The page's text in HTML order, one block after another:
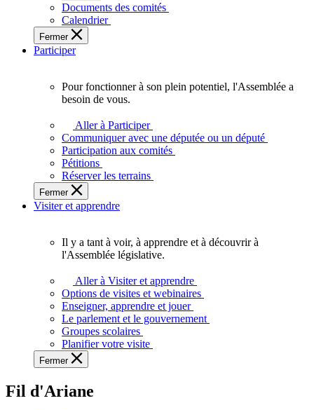
des
Ontariennes
et
Documents des comités
Calendrier
Fermer
Participer
plein
potentiel,
l'Assemblée
a
besoin
de
Pour fonctionner à son plein potentiel, l'Assemblée a
besoin de vous.
Aller à Participer
Communiquer avec une députée ou un député
Participation aux comités
Pétitions
Réserver les terrains
Fermer
Visiter et apprendre
voir,
apprendre
et
à
à
Il y a tant à voir, à apprendre et à découvrir à
l'Assemblée législative.
Aller à Visiter et apprendre
Options de visites et webinaires
Enseigner, apprendre et jouer
Le parlement et le gouvernement
Groupes scolaires
Planifier votre visite
Fermer
Fil d'Ariane